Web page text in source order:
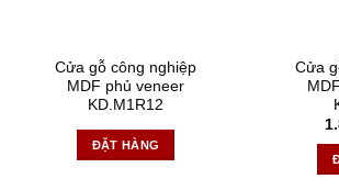
Cửa gỗ công nghiệp
MDF phủ veneer
KD.M1R12
ĐẶT HÀNG
Cửa